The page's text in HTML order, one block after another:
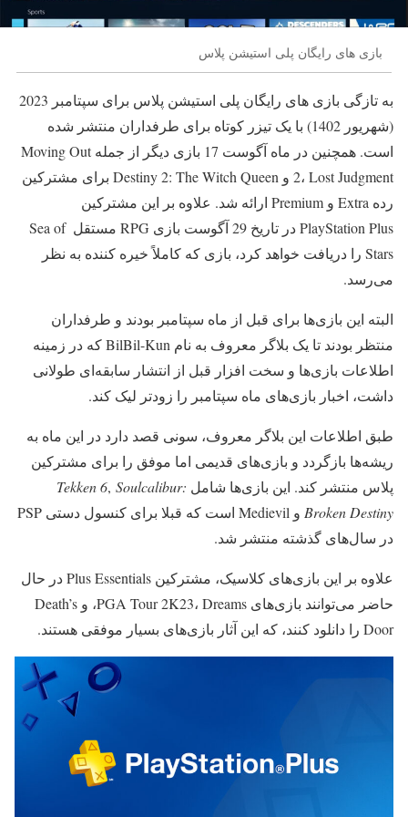
بازی های رایگان پلی استیشن پلاس
به تازگی بازی های رایگان پلی استیشن پلاس برای سپتامبر 2023
(شهریور 1402) با یک تیزر کوتاه برای طرفداران منتشر شده
است. همچنین در ماه آگوست 17 بازی دیگر از جمله Moving Out
2، Lost Judgment و Destiny 2: The Witch Queen برای مشترکین
رده Extra و Premium ارائه شد. علاوه بر این مشترکین
PlayStation Plus در تاریخ 29 آگوست بازی RPG مستقل Sea of ​​
Stars را دریافت خواهد کرد، بازی که کاملاً خیره کننده به نظر
می‌رسد.
البته این بازی‌ها برای قبل از ماه سپتامبر بودند و طرفداران
منتظر بودند تا یک بلاگر معروف به نام BilBil-Kun که در زمینه
اطلاعات بازی‌ها و سخت افزار قبل از انتشار سابقه‌ای طولانی
داشت، اخبار بازی‌های ماه سپتامبر را زودتر لیک کند.
طبق اطلاعات این بلاگر معروف، سونی قصد دارد در این ماه به
ریشه‌ها بازگردد و بازی‌های قدیمی اما موفق را برای مشترکین
پلاس منتشر کند. این بازی‌ها شامل
Tekken 6, Soulcalibur:
Broken Destiny
و Medievil است که قبلا برای کنسول دستی PSP
در سال‌های گذشته منتشر شد.
علاوه بر این بازی‌های کلاسیک، مشترکین Plus Essentials در حال
حاضر می‌توانند بازی‌های PGA Tour 2K23، Dreams، و Death’s
Door را دانلود کنند، که این آثار بازی‌های بسیار موفقی هستند.